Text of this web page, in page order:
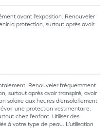
avant l’exposition. Renouveler
la protection, surtout après avoir
Renouveler fréquemment
surtout après avoir transpiré, avoir
solaire aux heures d’ensoleillement
une protection vestimentaire.
chez l’enfant. Utiliser des
à votre type de peau. L’utilisation